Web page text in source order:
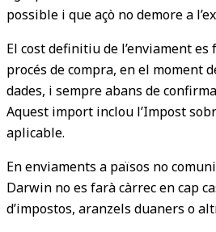
possible i que açò no demore a
El cost definitiu de l’enviament
procés de compra, en el moment
dades, i sempre abans de
Aquest import inclou l’Impost
aplicable.
En enviaments a països no
Darwin no es farà càrrec en cap
d’impostos, aranzels duaners o